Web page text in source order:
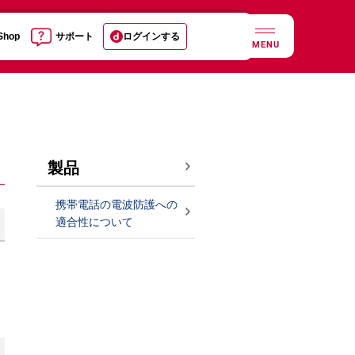
サポート ログインする
MENU
製品
携帯電話の電波防護への
適合性について